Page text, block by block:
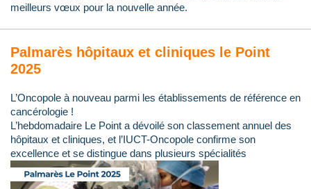
meilleurs vœux pour la nouvelle année.
Palmarès hôpitaux et cliniques le Point
2025
L’Oncopole à nouveau parmi les établissements de référence en
cancérologie !
L’hebdomadaire Le Point a dévoilé son classement annuel des
hôpitaux et cliniques, et l’IUCT-Oncopole confirme son
excellence et se distingue dans plusieurs spécialités